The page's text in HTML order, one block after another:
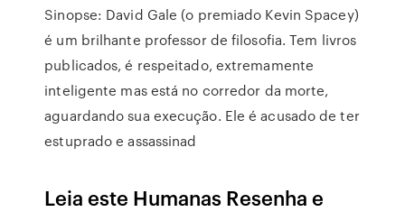
Sinopse: David Gale (o premiado Kevin Spacey)
é um brilhante professor de filosofia. Tem livros
publicados, é respeitado, extremamente
inteligente mas está no corredor da morte,
aguardando sua execução. Ele é acusado de ter
estuprado e assassinad
Leia este Humanas Resenha e